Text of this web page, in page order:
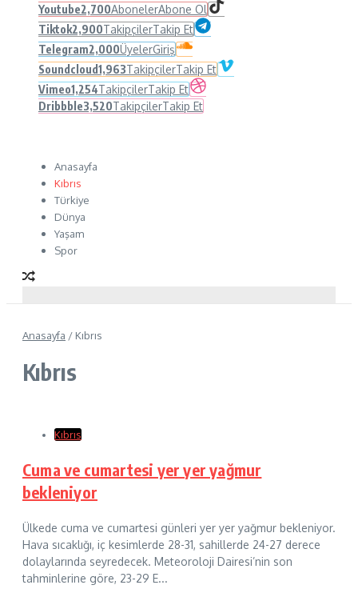
Youtube2,700AbonelerAbone Ol
Tiktok2,900TakipçilerTakip Et
Telegram2,000ÜyelerGiriş
Soundcloud1,963TakipçilerTakip Et
Vimeo1,254TakipçilerTakip Et
Dribbble3,520TakipçilerTakip Et
Anasayfa
Kıbrıs
Türkiye
Dünya
Yaşam
Spor
Anasayfa / Kıbrıs
Kıbrıs
Kıbrıs
Cuma ve cumartesi yer yer yağmur
bekleniyor
Ülkede cuma ve cumartesi günleri yer yer yağmur bekleniyor.
Hava sıcaklığı, iç kesimlerde 28-31, sahillerde 24-27 derece
dolaylarında seyredecek. Meteoroloji Dairesi’nin son
tahminlerine göre, 23-29 E...